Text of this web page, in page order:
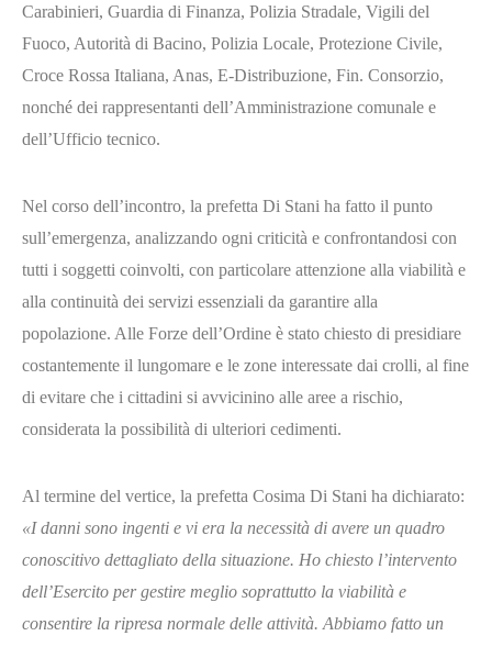
Carabinieri, Guardia di Finanza, Polizia Stradale, Vigili del
Fuoco, Autorità di Bacino, Polizia Locale, Protezione Civile,
Croce Rossa Italiana, Anas, E-Distribuzione, Fin. Consorzio,
nonché dei rappresentanti dell’Amministrazione comunale e
dell’Ufficio tecnico.
Nel corso dell’incontro, la prefetta Di Stani ha fatto il punto
sull’emergenza, analizzando ogni criticità e confrontandosi con
tutti i soggetti coinvolti, con particolare attenzione alla viabilità e
alla continuità dei servizi essenziali da garantire alla
popolazione. Alle Forze dell’Ordine è stato chiesto di presidiare
costantemente il lungomare e le zone interessate dai crolli, al fine
di evitare che i cittadini si avvicinino alle aree a rischio,
considerata la possibilità di ulteriori cedimenti.
Al termine del vertice, la prefetta Cosima Di Stani ha dichiarato:
«I danni sono ingenti e vi era la necessità di avere un quadro
conoscitivo dettagliato della situazione. Ho chiesto l’intervento
dell’Esercito per gestire meglio soprattutto la viabilità e
consentire la ripresa normale delle attività. Abbiamo fatto un